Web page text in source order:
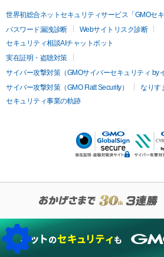
世界初総合ネットセキュリティサービス「GMOセキ
パスワード漏洩診断
Webサイトリスク診断
セキュリティ相談AIチャットボット
実在証明・盗聴対策
サイバー攻撃対策（GMOサイバーセキュリティ by
サイバー攻撃対策（GMO Flatt Security）
なりす
セキュリティ事業の軌跡
KUSANAGIについての質